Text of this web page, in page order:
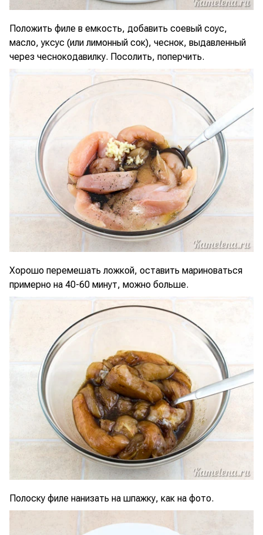
Положить филе в емкость, добавить соевый соус,
масло, уксус (или лимонный сок), чеснок, выдавленный
через чеснокодавилку. Посолить, поперчить.
Хорошо перемешать ложкой, оставить мариноваться
примерно на 40-60 минут, можно больше.
Полоску филе нанизать на шпажку, как на фото.